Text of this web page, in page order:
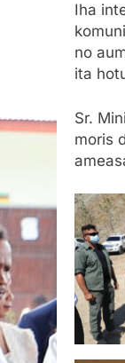
Iha
no
ita
Sr.
moris